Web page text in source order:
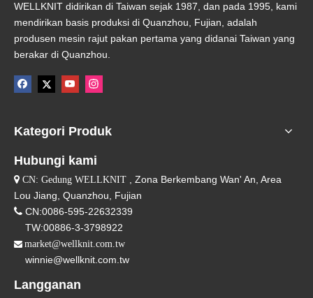
WELLKNIT didirikan di Taiwan sejak 1987, dan pada 1995, kami
mendirikan basis produksi di Quanzhou, Fujian, adalah
produsen mesin rajut pakan pertama yang didanai Taiwan yang
berakar di Quanzhou.
Kategori Produk
Hubungi kami
 CN: Gedung WELLKNIT , Zona Berkembang Wan' An, Area
Lou Jiang, Quanzhou, Fujian
 CN:0086-595-22632339
TW:00886-3-3798922
 market@wellknit.com.tw
winnie@wellknit.com.tw
Langganan